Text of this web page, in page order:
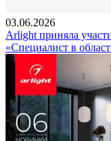
03.06.2026
Arlight приняла
«Специалист в